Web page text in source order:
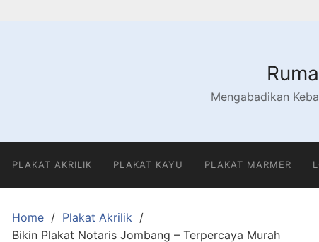
Mengabadikan
PLAKAT AKRILIK PLAKAT KAYU PLAKAT MARMER
Home
Plakat Akrilik
Bikin Plakat Notaris Jombang – Terpercaya Murah